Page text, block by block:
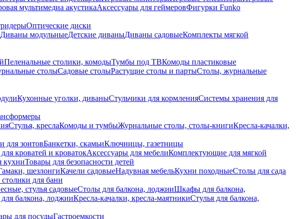
мультимедиа акустикаАксессуары для геймеровФигурки Funko
Оптические диски
Диваны модульныеДетские диваныДиваны садовыеКомплекты мягкой
Пеленальные столики, комодыТумбы под ТВКомоды пластиковые
столыСадовые столыРастущие столы и партыСтолы, журнальные
Кухонные уголки, диваныСтульчики для кормленияСистемы хранения для
Стулья, креслаКомоды и тумбыЖурнальные столы, столы-книгиКресла-качалки,
для зонтовБанкетки, скамьиКлючницы, газетницы
кроватей и кроватокАксессуары для мебелиКомплектующие для мягкой
кухниТовары для безопасности детей
шезлонгиКачели садовыеНадувная мебельКухни походныеСтолы для сада
для бани
стулья садовыеСтолы для балкона, лоджииШкафы для балкона,
балкона, лоджииКресла-качалки, кресла-маятникиСтулья для балкона,
для посудыГастроемкости